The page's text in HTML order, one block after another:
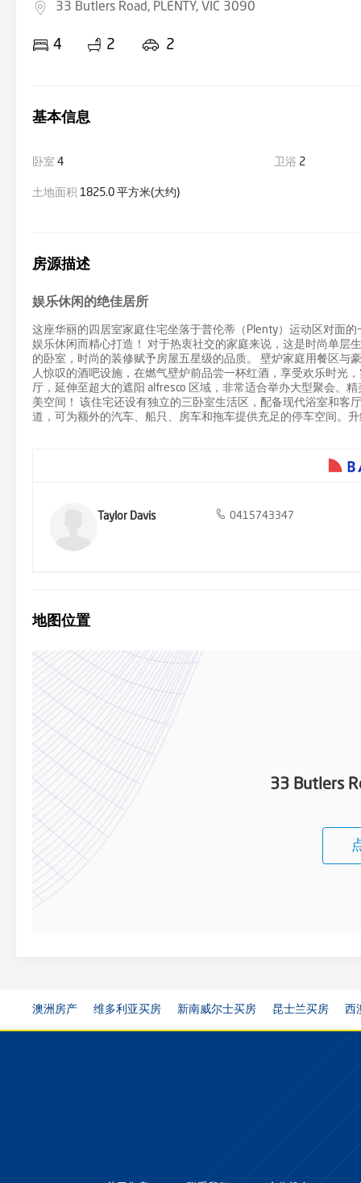
33 Butlers Road, PLENTY, VIC 3090
4 2 2
基本信息
卧室 4 卫浴 2
土地面积 1825.0 平方米(大约)
房源描述
娱乐休闲的绝佳居所
这座华丽的四居室家庭住宅坐落于普伦蒂（Plenty）运动区对面
娱乐休闲而精心打造！ 对于热衷社交的家庭来说，这是时尚单层
的卧室，时尚的装修赋予房屋五星级的品质。 壁炉家庭用餐区与
人惊叹的酒吧设施，在燃气壁炉前品尝一杯红酒，享受欢乐时光
厅，延伸至超大的遮阳 alfresco 区域，非常适合举办大型聚会。
美空间！ 该住宅还设有独立的三卧室生活区，配备现代浴室和
道，可为额外的汽车、船只、房车和拖车提供充足的停车空间。
Taylor Davis 0415743347
地图位置
33 Butlers
澳洲房产 维多利亚买房 新南威尔士买房 昆士兰买房 西